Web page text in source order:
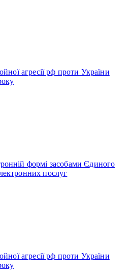
агресії рф проти України
формі засобами Єдиного
послуг
агресії рф проти України